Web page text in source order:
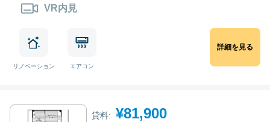
VR内見
リノベーション エアコン
詳細を見る
貸料: ¥81,900